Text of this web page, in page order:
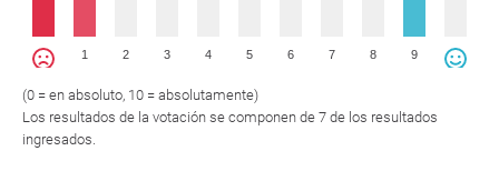
1 2 3 4 5 6 7 8 9
(0 = en absoluto, 10 = absolutamente)
Los resultados de la votación se componen de 7 de los resultados
ingresados.